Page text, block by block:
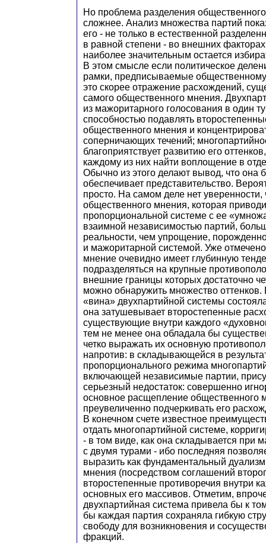
Но проблема разделения
сложнее. Анализ множества партий
его - не только в естественной
в равной степени - во внешних
наиболее значительным остается
В этом смысле если политическое
рамки, предписываемые
это скорее отражение расхождений,
самого общественного мнения.
из мажоритарного голосования в один
способностью подавлять
общественного мнения и
соперничающих течений;
благоприятствует развитию его
каждому из них найти воплощение в
Обычно из этого делают вывод, что она
обеспечивает представительство.
просто. На самом деле нет уверенности,
общественного мнения, которая
пропорциональной системе с ее
взаимной независимостью партий,
реальности, чем упрощение,
и мажоритарной системой. Уже
мнение очевидно имеет глубинную
подразделяться на крупные
внешние границы которых достаточно
можно обнаружить множество оттенков.
«вина» двухпартийной системы
она затушевывает второстепенные
существующие внутри каждого
тем не менее она обладала бы
четко выражать их основную
напротив: в складывающейся в
пропорционального режима
включающей независимые партии,
серьезный недостаток: совершенно
основное расщепление общественного
преувеличенно подчеркивать его
В конечном счете известное
отдать многопартийной системе,
- в том виде, как она складывается при
с двумя турами - ибо последняя
выразить как фундаментальный
мнения (посредством соглашений
второстепенные противоречия внутри
основных его массивов. Отметим,
двухпартийная система привела бы к
бы каждая партия сохраняла гибкую
свободу для возникновения и
фракций.